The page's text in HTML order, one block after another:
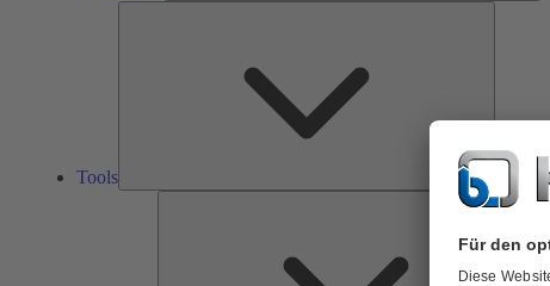
Tools
Über